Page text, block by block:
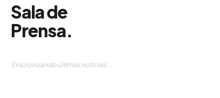
Sala de
Prensa.
Sincronizando últimas noticias...